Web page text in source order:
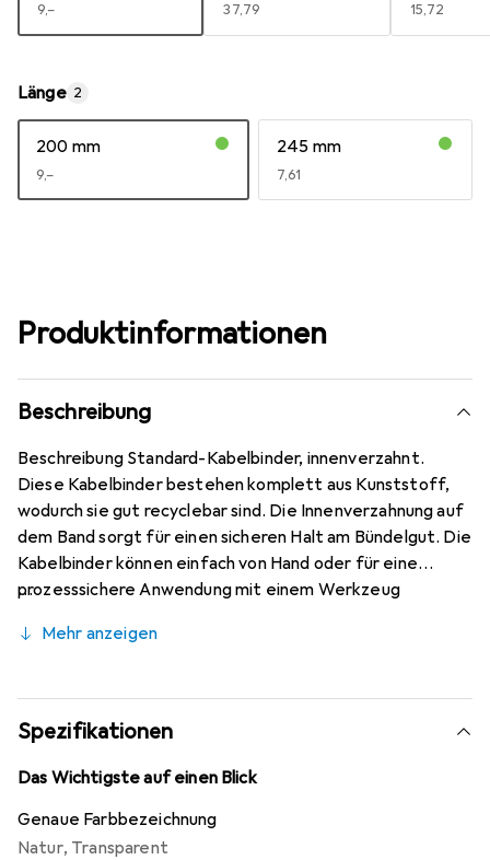
EUR
9,– EUR
37,79 EUR
15,72
Länge 2
200 mm
EUR
9,–
245 mm
EUR
7,61
Produktinformationen
Beschreibung
Beschreibung Standard-Kabelbinder, innenverzahnt.
Diese Kabelbinder bestehen komplett aus Kunststoff,
wodurch sie gut recyclebar sind. Die Innenverzahnung auf
dem Band sorgt für einen sicheren Halt am Bündelgut. Die
Kabelbinder können einfach von Hand oder für eine
prozesssichere Anwendung mit einem Werkzeug
ermöglicht ein bequemes Einführen des Bandes in den
transparent, Herstellernummer: 905-72009, Inhalt: 100
Stück, Material: PA66, Mindest-Haltekraft: 225 N,
Produktabmessung, Breite: 4,6 mm, Produktabmessung,
Länge: 200 mm, Temperaturbereich: -40 bis +85 °C, Typ
Mehr anzeigen
Spezifikationen
Das Wichtigste auf einen Blick
Genaue Farbbezeichnung
Natur, Transparent